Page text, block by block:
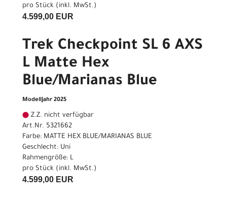
pro Stück (inkl. MwSt.)
4.599,00 EUR
Trek Checkpoint SL 6 AXS
L Matte Hex
Blue/Marianas Blue
Modelljahr 2025
Z.Z. nicht verfügbar
Art.Nr. 5321662
Farbe: MATTE HEX BLUE/MARIANAS BLUE
Geschlecht: Uni
Rahmengröße: L
pro Stück (inkl. MwSt.)
4.599,00 EUR